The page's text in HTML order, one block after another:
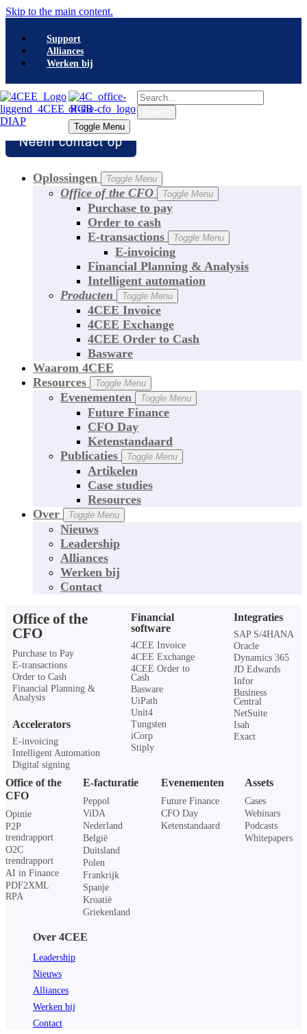
Skip to the main content.
Support
Alliances
Werken bij
Toggle Menu
Search
Toggle Menu
Oplossingen Toggle Menu
Office of the CFO Toggle Menu
Purchase to pay
Order to cash
E-transactions
Toggle Menu
E-invoicing
Financial Planning & Analysis
Intelligent automation
Producten
Toggle Menu
4CEE Invoice
4CEE Exchange
4CEE Order to Cash
Basware
Waarom 4CEE
Resources
Toggle Menu
Evenementen Toggle Menu
Future Finance
CFO Day
Ketenstandaard
Publicaties
Toggle Menu
Artikelen
Case studies
Resources
Over
Toggle Menu
Nieuws
Leadership
Alliances
Werken bij
Contact
Office of the
CFO
Purchase to Pay
E-transactions
Order to Cash
Financial Planning &
Analysis
Accelerators
E-invoicing
Intelligent Automation
Digital signing
Financial
software
4CEE Invoice
4CEE Exchange
4CEE Order to
Cash
Basware
UiPath
Unit4
Tungsten
iCorp
Stiply
Integraties
SAP S/4HANA
Oracle
Dynamics 365
JD Edwards
Infor
Business
Central
NetSuite
Isah
Exact
Office of the
CFO
Opinie
P2P
trendrapport
O2C
trendrapport
AI in Finance
PDF2XML
RPA
E-facturatie
Peppol
ViDA
Nederland
België
Duitsland
Polen
Frankrijk
Spanje
Kroatië
Griekenland
Evenementen
Future Finance
CFO Day
Ketenstandaard
Assets
Cases
Webinars
Podcasts
Whitepapers
Over 4CEE
Leadership
Nieuws
Alliances
Werken bij
Contact